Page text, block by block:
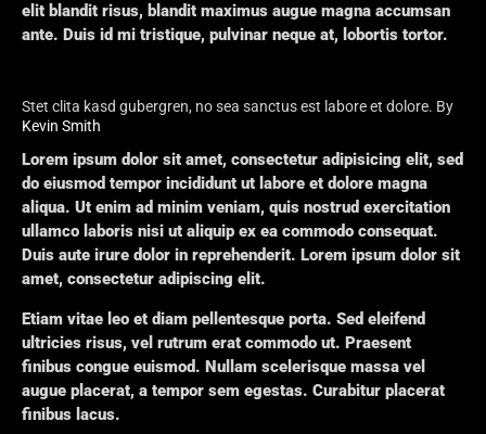
elit blandit risus, blandit maximus augue magna accumsan
ante. Duis id mi tristique, pulvinar neque at, lobortis tortor.
Stet clita kasd gubergren, no sea sanctus est labore et dolore. By
Kevin Smith
Lorem ipsum dolor sit amet, consectetur adipisicing elit, sed
do eiusmod tempor incididunt ut labore et dolore magna
aliqua. Ut enim ad minim veniam, quis nostrud exercitation
ullamco laboris nisi ut aliquip ex ea commodo consequat.
Duis aute irure dolor in reprehenderit. Lorem ipsum dolor sit
amet, consectetur adipiscing elit.
Etiam vitae leo et diam pellentesque porta. Sed eleifend
ultricies risus, vel rutrum erat commodo ut. Praesent
finibus congue euismod. Nullam scelerisque massa vel
augue placerat, a tempor sem egestas. Curabitur placerat
finibus lacus.